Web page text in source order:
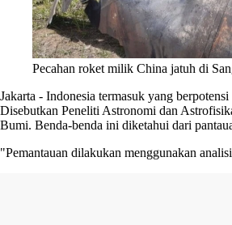
Pecahan roket milik China jatuh di
Jakarta - Indonesia termasuk yang
Disebutkan Peneliti Astronomi dan
Bumi. Benda-benda ini diketahui dari
"Pemantauan dilakukan menggunakan